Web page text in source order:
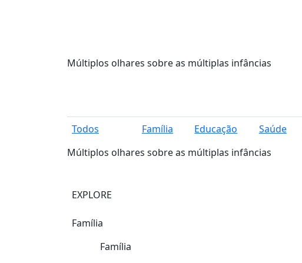
Múltiplos olhares sobre as múltiplas infâncias
Todos Família Educação Saúde
Múltiplos olhares sobre as múltiplas infâncias
EXPLORE
Família
Família